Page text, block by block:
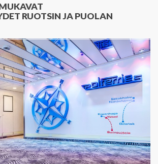
RUOTSIN JA PUOLAN